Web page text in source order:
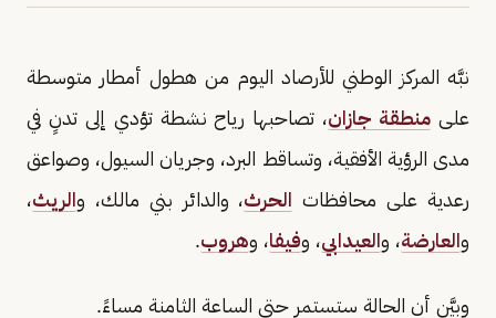
نبَّه المركز الوطني للأرصاد اليوم من هطول أمطار متوسطة
على منطقة جازان، تصاحبها رياح نشطة تؤدي إلى تدنٍ في
مدى الرؤية الأفقية، وتساقط البرد، وجريان السيول، وصواعق
رعدية على محافظات الحرث، والدائر بني مالك، والريث،
والعارضة، والعيدابي، وفيفا، وهروب.
وبيَّن أن الحالة ستستمر حتى الساعة الثامنة مساءً.